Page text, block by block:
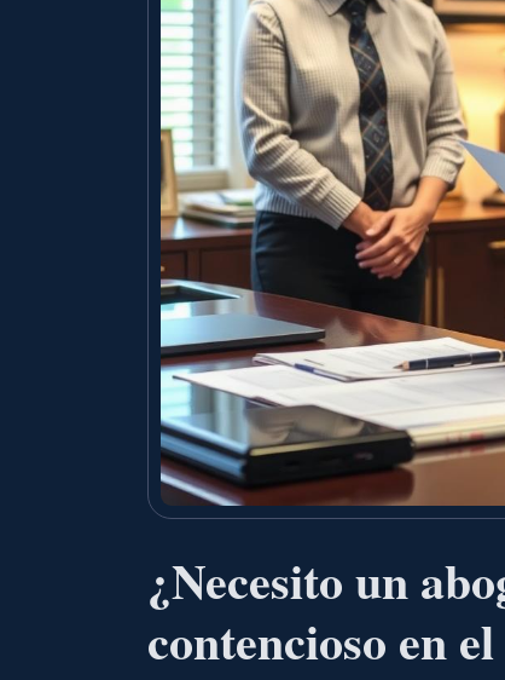
¿Necesito un
contencioso en